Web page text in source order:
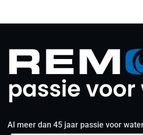
Al meer dan 45 jaar passie voor